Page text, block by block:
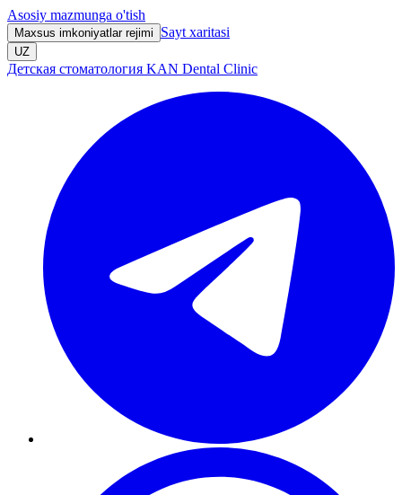
Asosiy mazmunga o'tish
Maxsus imkoniyatlar rejimi Sayt xaritasi
UZ
Детская стоматология KAN Dental Clinic